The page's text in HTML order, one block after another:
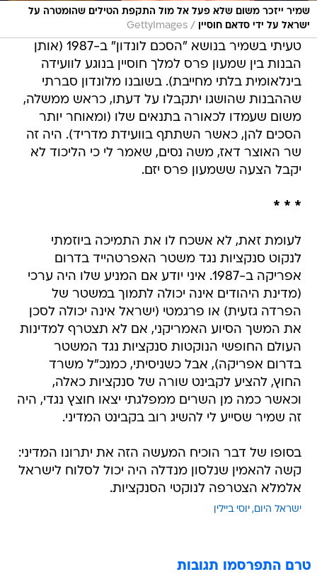
שמיר ייזכר משום שלא פעל אל מול התקפת הטילים שהומטרה על
ישראל על ידי סדאם חוסיין
/
GettyImages
טעיתי בשמיר בנושא "הסכם לונדון" ב-1987 (אותן
הבנות בין שמעון פרס למלך חוסיין בנוגע לוועידה
בינלאומית בלתי מחייבת). בשובנו מלונדון סברתי
שההבנות שהושגו יתקבלו על דעתו, כראש ממשלה,
משום שעמדו לכאורה בתנאים שלו (ומאוחר יותר
הסכים להן, כאשר השתתף בוועידת מדריד). היה זה
שר האוצר דאז, משה נסים, שאמר לי כי הליכוד לא
יקבל הצעה ששמעון פרס יזם.
* * *
לעומת זאת, לא אשכח לו את התמיכה ביוזמתי
לנקוט סנקציות נגד משטר האפרטהייד בדרום
אפריקה ב-1987. איני יודע אם המניע שלו היה ערכי
(מדינת היהודים אינה יכולה לתמוך במשטר של
הפרדה גזעית) או פרגמטי (ישראל אינה יכולה לסכן
את המשך הסיוע האמריקני, אם לא תצטרף למדינות
העולם החופשי הנוקטות סנקציות נגד המשטר
בדרום אפריקה), אבל כשניסיתי, כמנכ"ל משרד
החוץ, להציע לקבינט שורה של סנקציות כאלה,
וכאשר כמה מן השרים ממפלגתי יצאו חוצץ נגדי, היה
זה שמיר שסייע לי להשיג רוב בקבינט המדיני.
בסופו של דבר הוכיח המעשה הזה את יתרונו המדיני:
קשה להאמין שנלסון מנדלה היה יכול לסלוח לישראל
אלמלא הצטרפה לנוקטי הסנקציות.
ישראל היום יוסי ביילין
טרם התפרסמו תגובות